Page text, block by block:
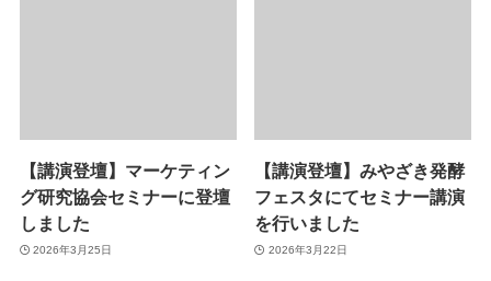
【講演登壇】マーケティン
グ研究協会セミナーに登壇
しました
2026年3月25日
【講演登壇】みやざき発酵
フェスタにてセミナー講演
を行いました
2026年3月22日